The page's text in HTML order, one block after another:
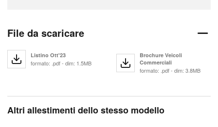
File da scaricare
Listino Ott'23
formato: .pdf - dim: 1.5MB
Brochure Veicoli
Commerciali
formato: .pdf - dim: 3.8MB
Altri allestimenti dello stesso modello